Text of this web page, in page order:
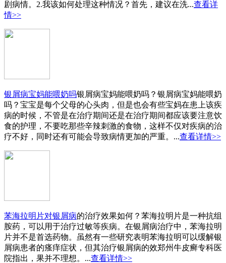
剧病情。2.我该如何处理这种情况？首先，建议在洗...查看详
情>>
银屑病宝妈能喂奶吗银屑病宝妈能喂奶吗？银屑病宝妈能喂奶
吗？宝宝是每个父母的心头肉，但是也会有些宝妈在患上该疾
病的时候，不管是在治疗期间还是在治疗期间都应该要注意饮
食的护理，不要吃那些辛辣刺激的食物，这样不仅对疾病的治
疗不好，同时还有可能会导致病情更加的严重。...查看详情>>
苯海拉明片对银屑病的治疗效果如何？苯海拉明片是一种抗组
胺药，可以用于治疗过敏等疾病。在银屑病治疗中，苯海拉明
片并不是首选药物。虽然有一些研究表明苯海拉明可以缓解银
屑病患者的瘙痒症状，但其治疗银屑病的效郑州牛皮癣专科医
院指出，果并不理想。...查看详情>>